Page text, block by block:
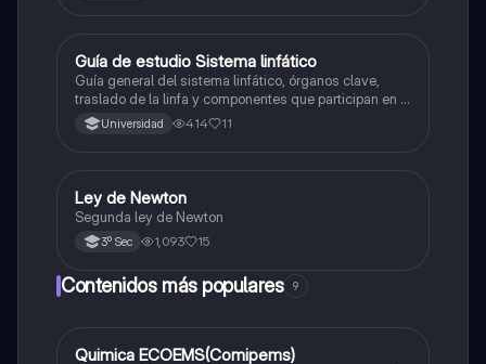
Biología
Guía de estudio Sistema linfático
Guía general del sistema linfático, órganos clave,
traslado de la linfa y componentes que participan en el
sistema inmunológico
Universidad 414 11
Física
Ley de Newton
Segunda ley de Newton
3º Sec 1,093 15
Contenidos más populares 9
Química
Quimica ECOEMS(Comipems)